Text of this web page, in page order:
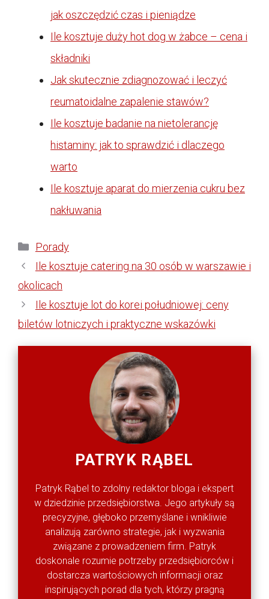
jak oszczędzić czas i pieniądze
Ile kosztuje duży hot dog w żabce – cena i
składniki
Jak skutecznie zdiagnozować i leczyć
reumatoidalne zapalenie stawów?
Ile kosztuje badanie na nietolerancję
histaminy: jak to sprawdzić i dlaczego
warto
Ile kosztuje aparat do mierzenia cukru bez
nakłuwania
Kategorie
Porady
Ile kosztuje catering na 30 osób w warszawie i
okolicach
Ile kosztuje lot do korei południowej: ceny
biletów lotniczych i praktyczne wskazówki
PATRYK RĄBEL
Patryk Rąbel to zdolny redaktor bloga i ekspert
w dziedzinie przedsiębiorstwa. Jego artykuły są
precyzyjne, głęboko przemyślane i wnikliwie
analizują zarówno strategie, jak i wyzwania
związane z prowadzeniem firm. Patryk
doskonale rozumie potrzeby przedsiębiorców i
dostarcza wartościowych informacji oraz
inspirujących porad dla tych, którzy pragną